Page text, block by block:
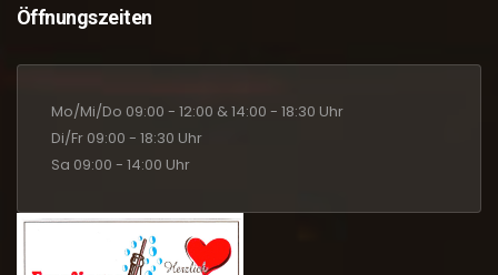
Öffnungszeiten
Mo/Mi/Do 09:00 - 12:00 & 14:00 - 18:30 Uhr
Di/Fr 09:00 - 18:30 Uhr
Sa 09:00 - 14:00 Uhr